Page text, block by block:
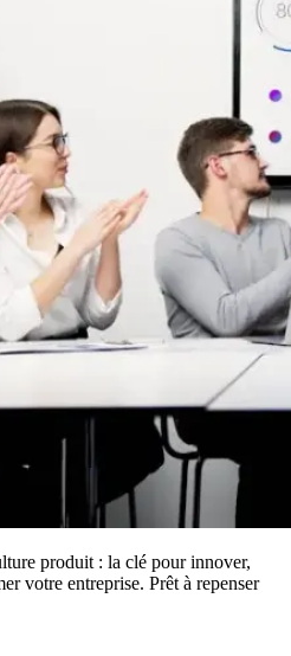
produit : la clé pour innover,
votre entreprise. Prêt à repenser